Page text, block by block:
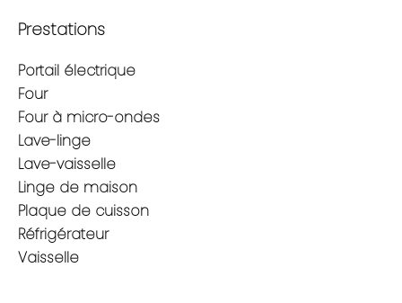
Prestations
Portail électrique
Four
Four à micro-ondes
Lave-linge
Lave-vaisselle
Linge de maison
Plaque de cuisson
Réfrigérateur
Vaisselle